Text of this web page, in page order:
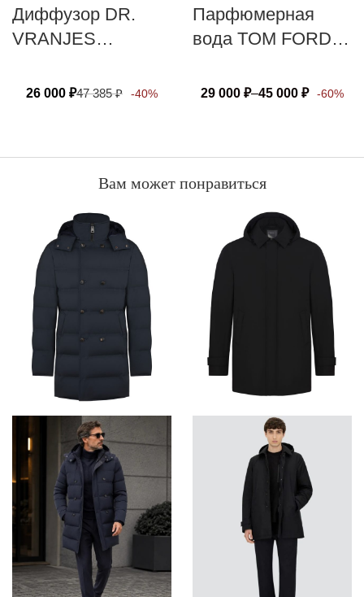
Диффузор DR.
VRANJES
POMPELMO
26 000 ₽47 385₽ -40%
Парфюмерная
вода TOM FORD
29 000 ₽–45 000 ₽ -60%
Вам может понравиться